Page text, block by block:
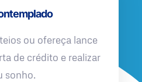
ou ofereça lance
de crédito e realizar
sonho.